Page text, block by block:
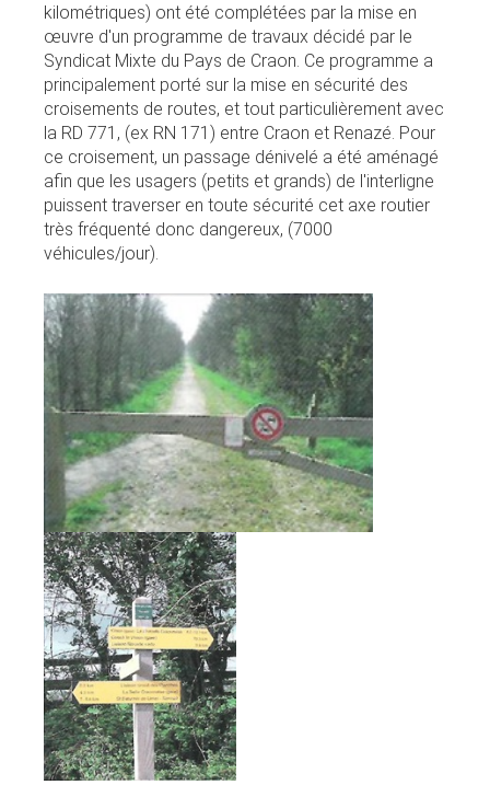
kilométriques) ont été complétées par la mise en
œuvre d'un programme de travaux décidé par le
Syndicat Mixte du Pays de Craon. Ce programme a
principalement porté sur la mise en sécurité des
croisements de routes, et tout particulièrement avec
la RD 771, (ex RN 171) entre Craon et Renazé. Pour
ce croisement, un passage dénivelé a été aménagé
afin que les usagers (petits et grands) de l'interligne
puissent traverser en toute sécurité cet axe routier
très fréquenté donc dangereux, (7000
véhicules/jour).